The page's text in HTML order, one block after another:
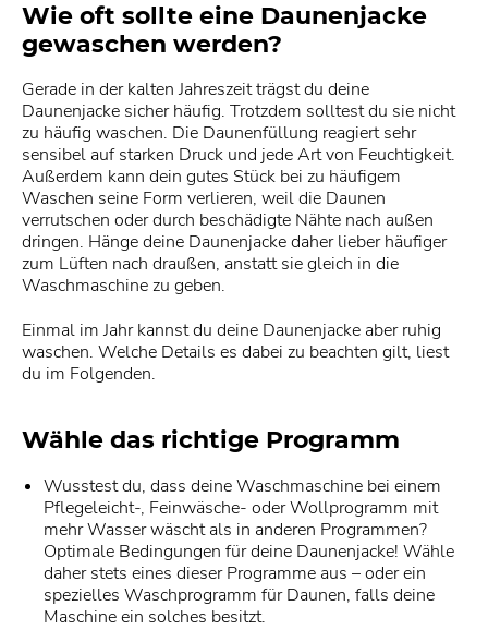
Wie oft sollte eine Daunenjacke
gewaschen werden?
Gerade in der kalten Jahreszeit trägst du deine
Daunenjacke sicher häufig. Trotzdem solltest du sie nicht
zu häufig waschen. Die Daunenfüllung reagiert sehr
sensibel auf starken Druck und jede Art von Feuchtigkeit.
Außerdem kann dein gutes Stück bei zu häufigem
Waschen seine Form verlieren, weil die Daunen
verrutschen oder durch beschädigte Nähte nach außen
dringen. Hänge deine Daunenjacke daher lieber häufiger
zum Lüften nach draußen, anstatt sie gleich in die
Waschmaschine zu geben.
Einmal im Jahr kannst du deine Daunenjacke aber ruhig
waschen. Welche Details es dabei zu beachten gilt, liest
du im Folgenden.
Wähle das richtige Programm
Wusstest du, dass deine Waschmaschine bei einem
Pflegeleicht-, Feinwäsche- oder Wollprogramm mit
mehr Wasser wäscht als in anderen Programmen?
Optimale Bedingungen für deine Daunenjacke! Wähle
daher stets eines dieser Programme aus – oder ein
spezielles Waschprogramm für Daunen, falls deine
Maschine ein solches besitzt.